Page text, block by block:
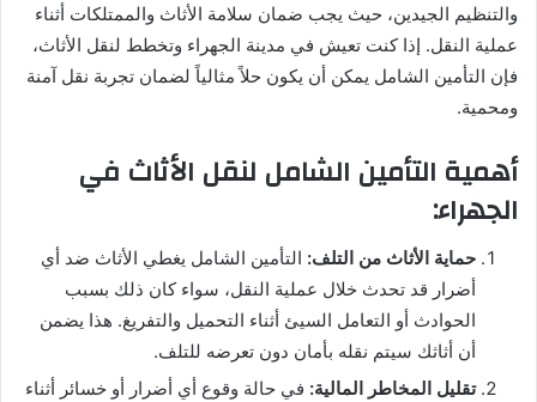
والتنظيم الجيدين، حيث يجب ضمان سلامة الأثاث والممتلكات أثناء
عملية النقل. إذا كنت تعيش في مدينة الجهراء وتخطط لنقل الأثاث،
فإن التأمين الشامل يمكن أن يكون حلاً مثالياً لضمان تجربة نقل آمنة
ومحمية.
أهمية التأمين الشامل لنقل الأثاث في
الجهراء:
حماية الأثاث من التلف: التأمين الشامل يغطي الأثاث ضد أي
أضرار قد تحدث خلال عملية النقل، سواء كان ذلك بسبب
الحوادث أو التعامل السيئ أثناء التحميل والتفريغ. هذا يضمن
أن أثاثك سيتم نقله بأمان دون تعرضه للتلف.
تقليل المخاطر المالية: في حالة وقوع أي أضرار أو خسائر أثناء